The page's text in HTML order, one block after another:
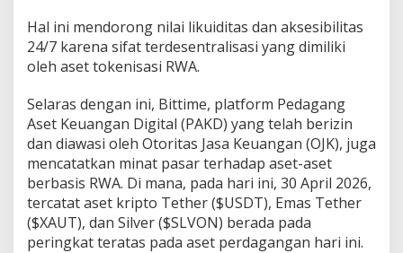
Hal ini mendorong nilai likuiditas dan aksesibilitas
24/7 karena sifat terdesentralisasi yang dimiliki
oleh aset tokenisasi RWA.
Selaras dengan ini, Bittime, platform Pedagang
Aset Keuangan Digital (PAKD) yang telah berizin
dan diawasi oleh Otoritas Jasa Keuangan (OJK), juga
mencatatkan minat pasar terhadap aset-aset
berbasis RWA. Di mana, pada hari ini, 30 April 2026,
tercatat aset kripto Tether ($USDT), Emas Tether
($XAUT), dan Silver ($SLVON) berada pada
peringkat teratas pada aset perdagangan hari ini.